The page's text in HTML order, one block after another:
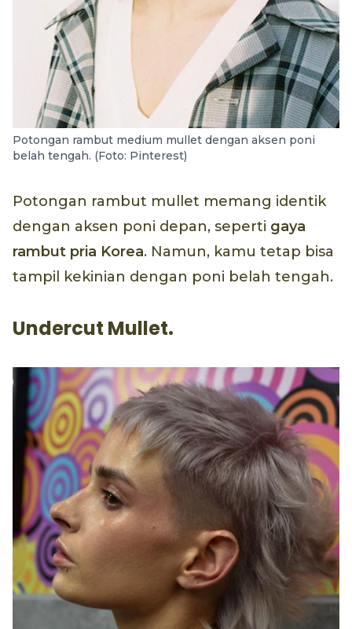
Potongan rambut medium mullet dengan aksen poni
belah tengah. (Foto: Pinterest)
Potongan rambut mullet memang identik
dengan aksen poni depan, seperti gaya
rambut pria Korea. Namun, kamu tetap bisa
tampil kekinian dengan poni belah tengah.
Undercut Mullet.